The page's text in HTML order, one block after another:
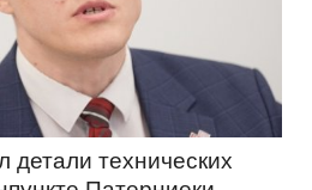
технических